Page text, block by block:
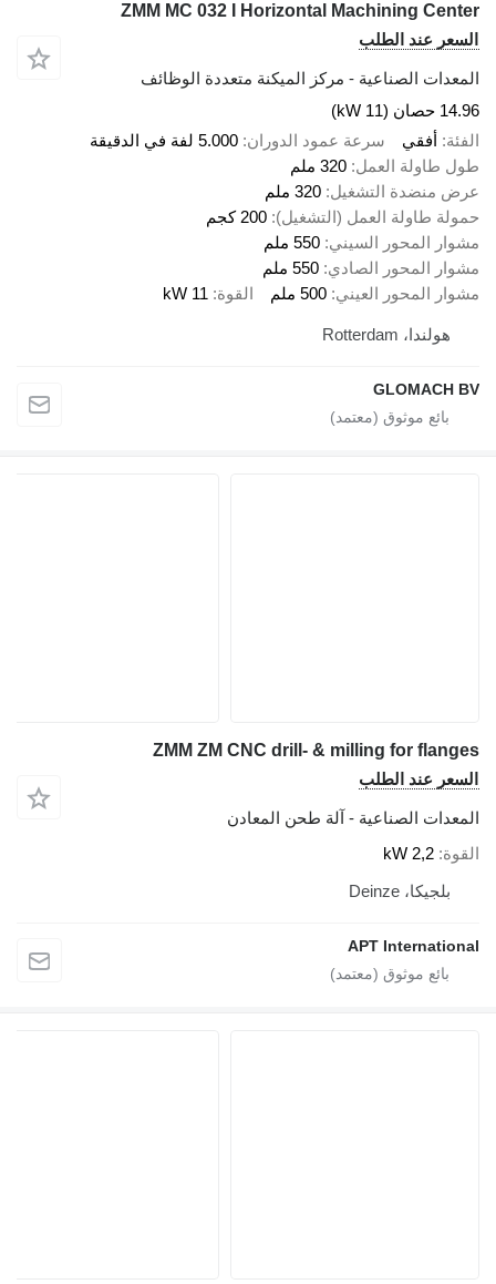
ZMM MC 032 I Horizontal Machining Center
السعر عند الطلب
المعدات الصناعية - مركز الميكنة متعددة الوظائف
14.96 حصان (11 kW)
الفئة أفقي سرعة عمود الدوران 5.000 لفة في الدقيقة
طول طاولة العمل 320 ملم
عرض منضدة التشغيل 320 ملم
حمولة طاولة العمل (التشغيل) 200 كجم
مشوار المحور السيني 550 ملم
مشوار المحور الصادي 550 ملم
مشوار المحور العيني 500 ملم القوة 11 kW
هولندا، Rotterdam
GLOMACH BV
ZMM ZM CNC drill- & milling for flanges
السعر عند الطلب
المعدات الصناعية - آلة طحن المعادن
القوة 2,2 kW
بلجيكا، Deinze
APT International